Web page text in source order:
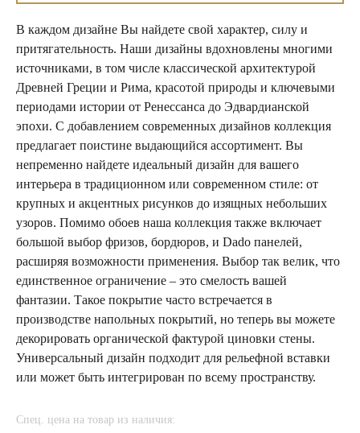
В каждом дизайне Вы найдете свой характер, силу и
притягательность. Наши дизайны вдохновлены многими
источниками, в том числе классической архитектурой
Древней Греции и Рима, красотой природы и ключевыми
периодами истории от Ренессанса до Эдвардианской
эпохи. С добавлением современных дизайнов коллекция
предлагает поистине выдающийся ассортимент. Вы
непременно найдете идеальный дизайн для вашего
интерьера в традиционном или современном стиле: от
крупных и акцентных рисунков до изящных небольших
узоров. Помимо обоев наша коллекция также включает
большой выбор фризов, бордюров, и Dado панелей,
расширяя возможности применения. Выбор так велик, что
единственное ограничение – это смелость вашей
фантазии. Такое покрытие часто встречается в
производстве напольных покрытий, но теперь вы можете
декорировать органической фактурой циновки стены.
Универсальный дизайн подходит для рельефной вставки
или может быть интегрирован по всему пространству.
Спец. цена на товар из наличия: